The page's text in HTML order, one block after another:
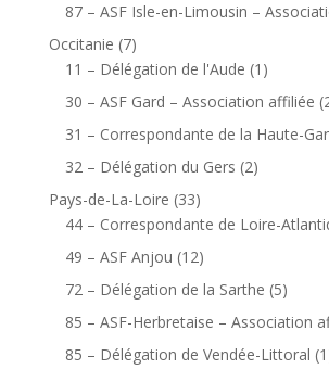
87 – ASF Isle-en-Limousin –
Occitanie (7)
11 – Délégation de l'Aude (1)
30 – ASF Gard – Association affiliée
31 – Correspondante de la Haute-
32 – Délégation du Gers (2)
Pays-de-La-Loire (33)
44 – Correspondante de Loire-
49 – ASF Anjou (12)
72 – Délégation de la Sarthe (5)
85 – ASF-Herbretaise – Association
85 – Délégation de Vendée-Littoral